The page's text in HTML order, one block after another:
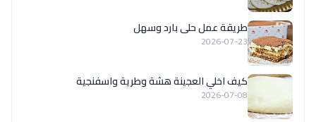
طريقة عمل حلى بارد وسهل
2026-07-23
كيف اخلي العجينة هشة وطرية واسفنجية
2026-07-08